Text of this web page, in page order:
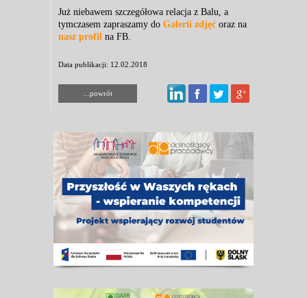
Już niebawem szczegółowa relacja z Balu, a
tymczasem zapraszamy do Galerii zdjęć oraz na
nasz profil na FB.
Data publikacji: 12.02.2018
...powrót